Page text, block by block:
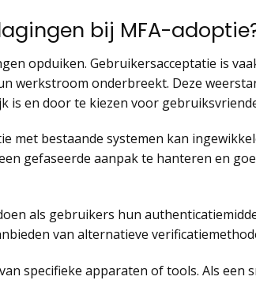
bij MFA-
opduiken. Gebruikersacceptatie is
werkstroom onderbreekt. Deze
is en door te kiezen voor
met bestaande systemen kan
gefaseerde aanpak te hanteren en
als gebruikers hun
van alternatieve
specifieke apparaten of tools. Als een